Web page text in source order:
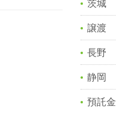
茨城
譲渡
長野
静岡
預託金